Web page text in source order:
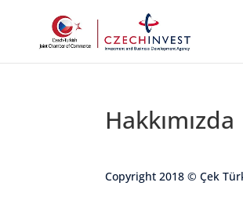
Hakkımızda
Copyright 2018 © Çek